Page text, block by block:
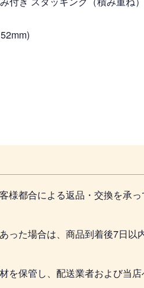
様都合による返品・交換を承
った場合は、商品到着後7日
保管し、配送業者および当店